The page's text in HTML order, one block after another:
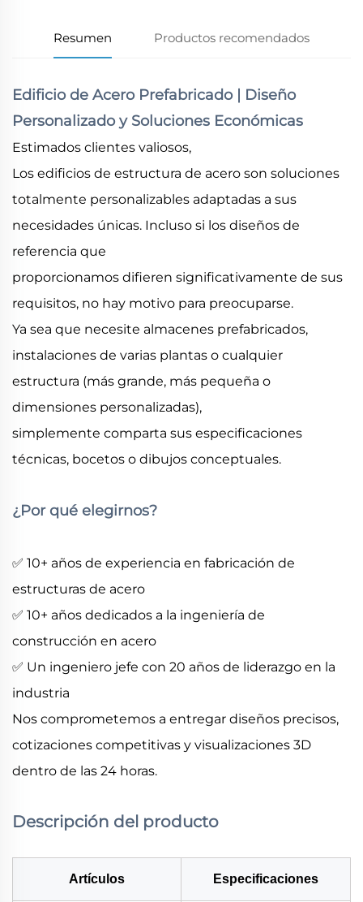
Resumen Productos recomendados
Edificio de Acero Prefabricado | Diseño
Personalizado y Soluciones Económicas
Estimados clientes valiosos,
Los edificios de estructura de acero son soluciones
totalmente personalizables adaptadas a sus
necesidades únicas. Incluso si los diseños de
referencia que
proporcionamos difieren significativamente de sus
requisitos, no hay motivo para preocuparse.
Ya sea que necesite almacenes prefabricados,
instalaciones de varias plantas o cualquier
estructura (más grande, más pequeña o
dimensiones personalizadas),
simplemente comparta sus especificaciones
técnicas, bocetos o dibujos conceptuales.
¿Por qué elegirnos?
✅ 10+ años de experiencia en fabricación de
estructuras de acero
✅ 10+ años dedicados a la ingeniería de
construcción en acero
✅ Un ingeniero jefe con 20 años de liderazgo en la
industria
Nos comprometemos a entregar diseños precisos,
cotizaciones competitivas y visualizaciones 3D
dentro de las 24 horas.
Descripción del producto
Artículos Especificaciones